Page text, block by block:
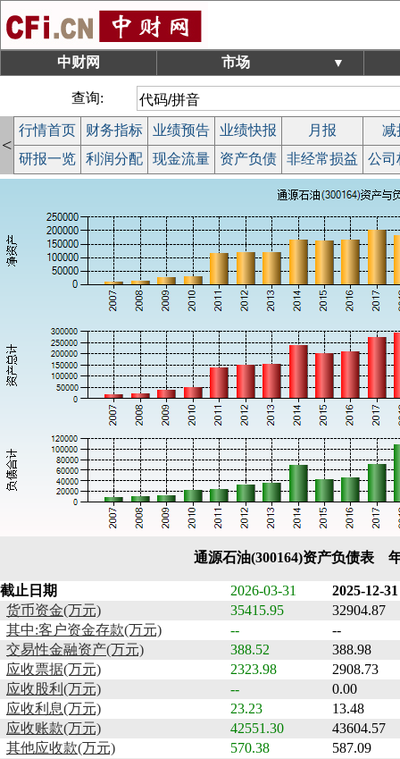
中财网 市场 ▼
查询:
<
行情首页 财务指标 业绩预告 业绩快报 月报
减
研报一览
利润分配 现金流量 资产负债 非经常损益 公司
通源石油(300164)资产负债表
截止日期 2026-03-31
2025-12-31
货币资金(万元)
35415.95
32904.87
其中:客户资金存款(万元)
--
--
交易性金融资产(万元)
388.52
388.98
应收票据(万元)
2323.98
2908.73
应收股利(万元)
--
0.00
应收利息(万元)
23.23
13.48
应收账款(万元)
42551.30
43604.57
其他应收款(万元)
570.38
587.09